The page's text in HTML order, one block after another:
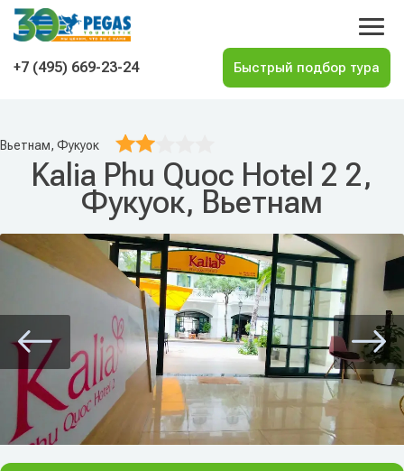
На главную
+7 (495) 669-23-24
Вьетнам, Фукуок
Kalia Phu Quoc Hotel 2 2,
Фукуок, Вьетнам